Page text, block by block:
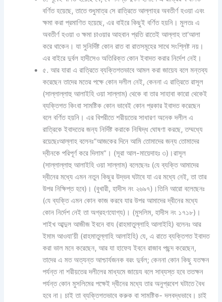
বর্ণিত হয়েছে, তাতে শুধুমাত্র সে রাত্রিতে আল্লাহর অবতীর্ণ হওয়া এবং
ক্ষমা করা প্রমাণিত হয়েছে, এর বাইরে কিছুই বর্ণিত হয়নি। মুলতঃ এ
অবতীর্ণ হওয়া ও ক্ষমা চাওয়ার আহবান প্রতি রাতেই আল্লাহ তা’আলা
করে থাকেন। যা সুনির্দিষ্ট কোন রাত বা রাতসমূহের সাথে সংশ্লিষ্ট নয়।
এর বাইরে দুর্বল হাদীসেও অতিরিক্ত কোন ইবাদত করার নির্দেশ নেই।
৫. আর যারা এ রাত্রিতে ব্যক্তিগতভাবে আমল করা জায়েয বলে মন্তব্য
করেছেন তাদের মতের পক্ষে কোন দলীল নেই, কেননা এ রাত্রিতে রাসূল
(সাল্লাল্লাহু আলাইহি ওয়া সাল্লাম) থেকে বা তার সাহাবা কারো থেকেই
ব্যক্তিগত কিংবা সামষ্টিক কোন ভাবেই কোন প্রকার ইবাদত করেছেন
বলে বর্ণিত হয়নি। এর বিপরীতে শরীয়তের সাধারণ অনেক দলীল এ
রাত্রিকে ইবাদতের জন্য নির্দিষ্ট করাকে নিষিদ্ধ ঘোষণা করছে, তম্মধ্যে
রয়েছেঃআল্লাহ বলেনঃ“আজকের দিনে আমি তোমাদের জন্য তোমাদের
দ্বীনকে পরিপূর্ণ করে দিলাম”। (সূরা আল-মায়েদাহঃ ৩)।রাসূল
(সাল্লাল্লাহু আলাইহি ওয়া সাল্লাম) বলেছেনঃ (যে ব্যক্তি আমাদের
দ্বীনের মধ্যে এমন নতুন কিছুর উদ্ভব ঘটাবে যা এর মধ্যে নেই, তা তার
উপর নিক্ষিপ্ত হবে)। (বুখারী, হাদীস নং ২৬৯৭)।তিনি আরো বলেছেনঃ
(যে ব্যক্তি এমন কোন কাজ করবে যার উপর আমাদের দ্বীনের মধ্যে
কোন নির্দেশ নেই তা অগ্রহণযোগ্য)। (মুসলিম, হাদীস নং ১৭১৮)।
শাইখ আব্দুল আজীজ ইবনে বায (রাহমাতুল্লাহি আলাইহি) বলেনঃ আর
ইমাম আওযা‘য়ী (রাহমাতুল্লাহি আলাইহি) যে, এ রাতে ব্যক্তিগত ইবাদত
করা ভাল মনে করেছেন, আর যা হাফেয ইবনে রাজাব পছন্দ করেছেন,
তাদের এ মত অত্যন্ত আশ্চার্যজনক বরং দুর্বল; কেননা কোন কিছু যতক্ষন
পর্যন্ত না শরীয়তের দলীলের মাধ্যমে জায়েয বলে সাব্যস্ত হবে ততক্ষন
পর্যন্ত কোন মুসলিমের পক্ষেই দ্বীনের মধ্যে তার অনুপ্রবেশ ঘটাতে বৈধ
হবে না। চাই তা ব্যক্তিগতভাবে করুক বা সামষ্টিক- দলবদ্ধভাবে। চাই